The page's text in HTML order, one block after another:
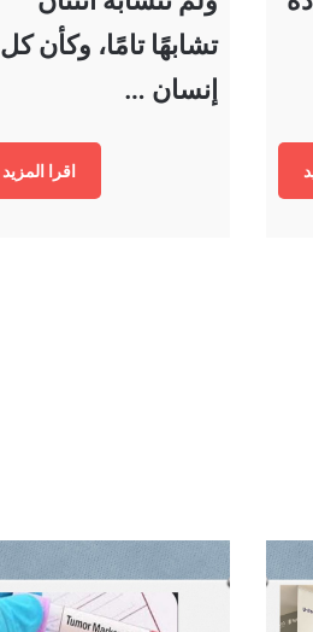
تشابهًا تامًا، وكأن كل
إنسان …
اقرا المزيد